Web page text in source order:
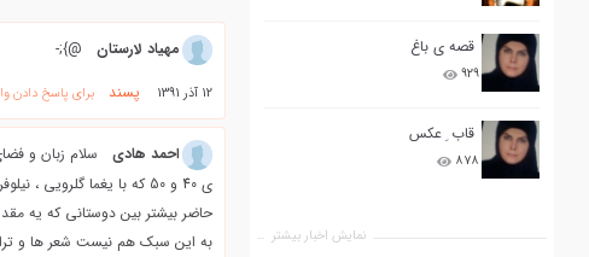
قصه ی باغ
۹۲۹
قاب ِ عکس
۸۷۸
نمایش اخبار بیشتر
مهیاد لارستان @};-
12 آذر 1391 پسند برای پاسخ دادن
احمد هادی
ی 40 و 50 که با یغما
حاضر بیشتر بین دوستانی که یه
به این سبک هم نیست شعر ها و